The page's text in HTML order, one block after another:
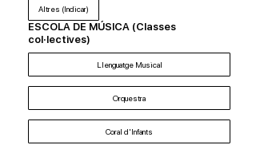
Altres (Indicar)
ESCOLA DE MÚSICA (Classes
col·lectives)
Llenguatge Musical
Orquestra
Coral d'Infants